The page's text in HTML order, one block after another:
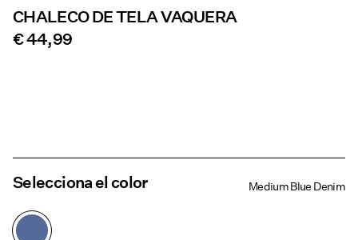
/
español
CHALECO DE TELA VAQUERA
€ 44,99
Selecciona el color Medium Blue Denim